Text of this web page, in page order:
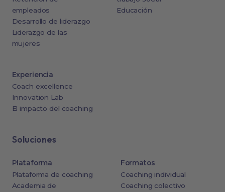
empleados
Desarrollo de liderazgo
Liderazgo de las
mujeres
Educación
Experiencia
Coach excellence
Innovation Lab
El impacto del coaching
Soluciones
Plataforma
Plataforma de coaching
Academia de
Formatos
Coaching individual
Coaching colectivo